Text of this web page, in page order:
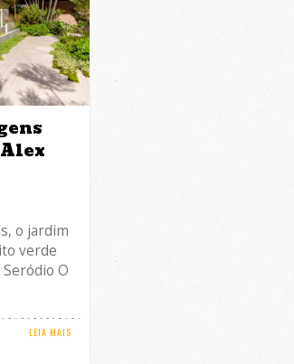
o jardim
verde
O
LEIA MAIS